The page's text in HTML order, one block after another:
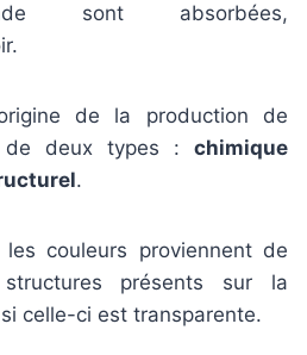
sont absorbées,
de la production de
de deux types : chimique
.
couleurs proviennent de
présents sur la
celle-ci est transparente.